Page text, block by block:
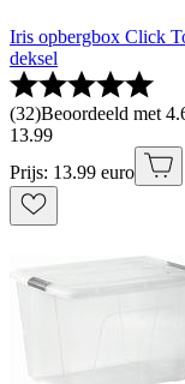
Iris opbergbox Click
deksel
(32)Beoordeeld met
13.99
Prijs: 13.99 euro